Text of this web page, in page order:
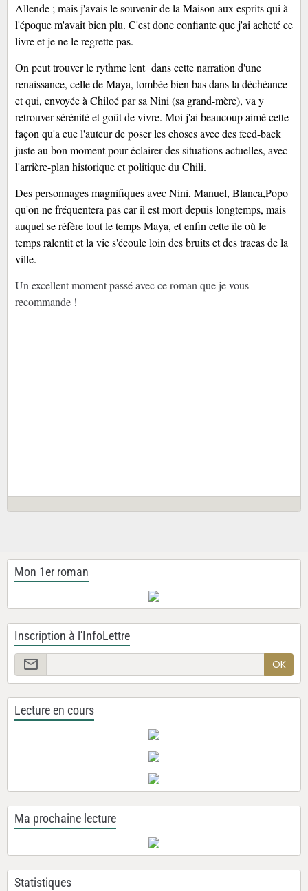
Allende ; mais j'avais le souvenir de la Maison aux esprits qui à
l'époque m'avait bien plu. C'est donc confiante que j'ai acheté ce
livre et je ne le regrette pas.
On peut trouver le rythme lent dans cette narration d'une
renaissance, celle de Maya, tombée bien bas dans la déchéance
et qui, envoyée à Chiloé par sa Nini (sa grand-mère), va y
retrouver sérénité et goût de vivre. Moi j'ai beaucoup aimé cette
façon qu'a eue l'auteur de poser les choses avec des feed-back
juste au bon moment pour éclairer des situations actuelles, avec
l'arrière-plan historique et politique du Chili.
Des personnages magnifiques avec Nini, Manuel, Blanca,Popo
qu'on ne fréquentera pas car il est mort depuis longtemps, mais
auquel se réfère tout le temps Maya, et enfin cette île où le
temps ralentit et la vie s'écoule loin des bruits et des tracas de la
ville.
Un excellent moment passé avec ce roman que je vous
recommande !
Mon 1er roman
Inscription à l'InfoLettre
OK
Lecture en cours
Ma prochaine lecture
Statistiques